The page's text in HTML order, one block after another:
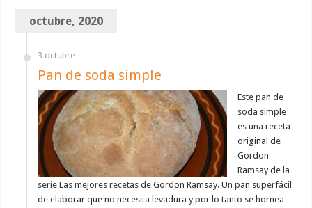
octubre, 2020
3 octubre
Pan de soda simple
Este pan de
soda simple
es una receta
original de
Gordon
Ramsay de la
serie Las mejores recetas de Gordon Ramsay. Un pan superfácil
de elaborar que no necesita levadura y por lo tanto se hornea